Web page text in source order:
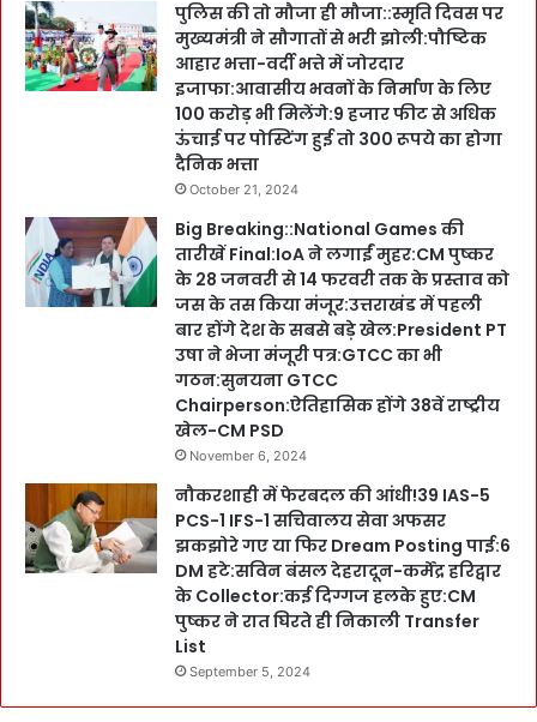
पुलिस की तो मौजा ही मौजा::स्मृति दिवस पर
मुख्यमंत्री ने सौगातों से भरी झोली:पौष्टिक
आहार भत्ता-वर्दी भत्ते में जोरदार
इजाफा:आवासीय भवनों के निर्माण के लिए
100 करोड़ भी मिलेंगे:9 हजार फीट से अधिक
ऊंचाई पर पोस्टिंग हुई तो 300 रूपये का होगा
दैनिक भत्ता
October 21, 2024
Big Breaking::National Games की
तारीखें Final:IoA ने लगाईं मुहर:CM पुष्कर
के 28 जनवरी से 14 फरवरी तक के प्रस्ताव को
जस के तस किया मंजूर:उत्तराखंड में पहली
बार होंगे देश के सबसे बड़े खेल:President PT
उषा ने भेजा मंजूरी पत्र:GTCC का भी
गठन:सुनयना GTCC
Chairperson:ऐतिहासिक होंगे 38वें राष्ट्रीय
खेल-CM PSD
November 6, 2024
नौकरशाही में फेरबदल की आंधी!39 IAS-5
PCS-1 IFS-1 सचिवालय सेवा अफसर
झकझोरे गए या फिर Dream Posting पाई:6
DM हटे:सविन बंसल देहरादून-कर्मेंद्र हरिद्वार
के Collector:कई दिग्गज हलके हुए:CM
पुष्कर ने रात घिरते ही निकाली Transfer
List
September 5, 2024